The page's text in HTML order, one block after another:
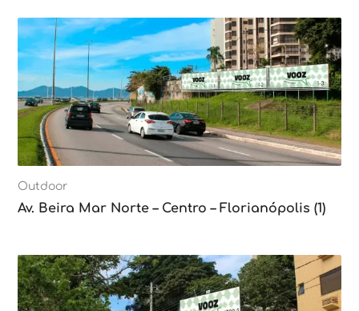
Outdoor
Av. Beira Mar Norte – Centro – Florianópolis (1)